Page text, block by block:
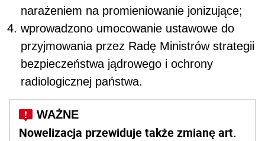
narażeniem na promieniowanie jonizujące;
wprowadzono umocowanie ustawowe do
przyjmowania przez Radę Ministrów strategii
bezpieczeństwa jądrowego i ochrony
radiologicznej państwa.
Nowelizacja przewiduje także zmianę art.